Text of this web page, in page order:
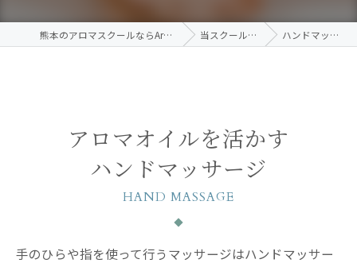
熊本のアロマスクールならAroma Terrace 当スクールの特徴 ハンドマッサージ
アロマオイルを活かす
ハンドマッサージ
HAND MASSAGE
手のひらや指を使って行うマッサージはハンドマッサー